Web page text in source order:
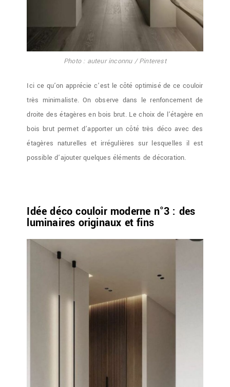
Photo : auteur inconnu / Pinterest
Ici ce qu’on apprécie c’est le côté optimisé de ce couloir
très minimaliste. On observe dans le renfoncement de
droite des étagères en bois brut. Le choix de l’étagère en
bois brut permet d’apporter un côté très déco avec des
étagères naturelles et irrégulières sur lesquelles il est
possible d’ajouter quelques éléments de décoration.
Idée déco couloir moderne n°3 : des
luminaires originaux et fins